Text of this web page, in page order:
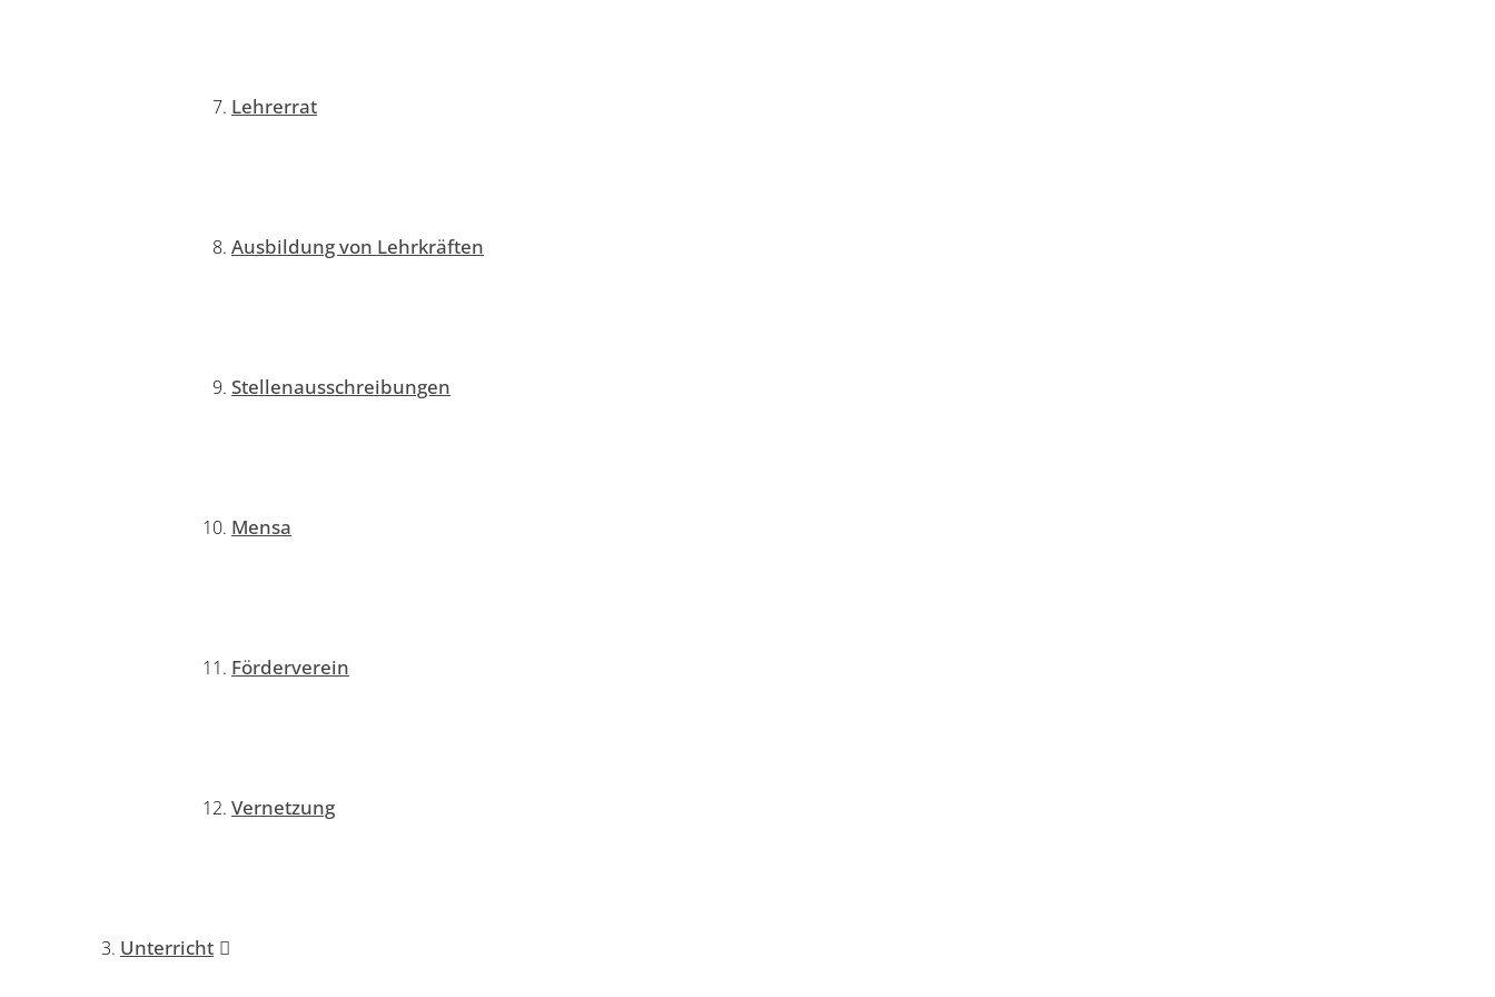
Lehrerrat
Ausbildung von Lehrkräften
Stellenausschreibungen
Mensa
Förderverein
Vernetzung
Unterricht